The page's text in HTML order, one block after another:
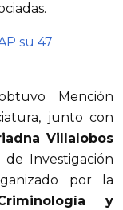
su 47
Mención
junto con
Villalobos
Investigación
por la
y